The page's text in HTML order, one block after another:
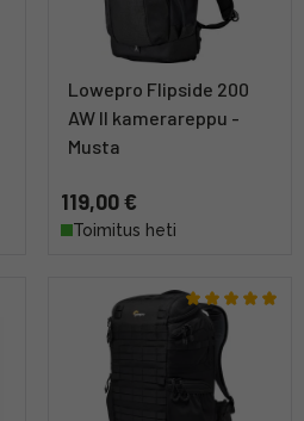
Lowepro Flipside 200
AW II kamerareppu -
Musta
119,00 €
Toimitus heti